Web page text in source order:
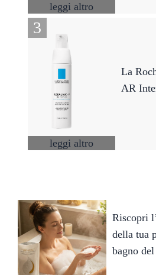
leggi altro
La
AR
leggi altro
Riscopri
della tua
bagno